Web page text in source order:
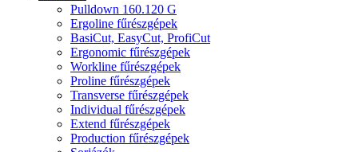
Pulldown 160.120 G
Ergoline fűrészgépek
BasiCut, EasyCut, ProfiCut
Ergonomic fűrészgépek
Workline fűrészgépek
Proline fűrészgépek
Transverse fűrészgépek
Individual fűrészgépek
Extend fűrészgépek
Production fűrészgépek